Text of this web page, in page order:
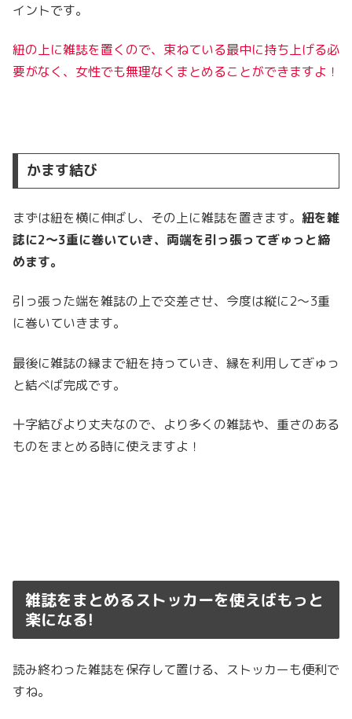
イントです。
紐の上に雑誌を置くので、束ねている最中に持ち上げる必
要がなく、女性でも無理なくまとめることができますよ！
かます結び
まずは紐を横に伸ばし、その上に雑誌を置きます。 紐を雑
誌に2～3重に巻いていき、両端を引っ張ってぎゅっと締
めます。
引っ張った端を雑誌の上で交差させ、今度は縦に2～3重
に巻いていきます。
最後に雑誌の縁まで紐を持っていき、縁を利用してぎゅっ
と結べば完成です。
十字結びより丈夫なので、より多くの雑誌や、重さのある
ものをまとめる時に使えますよ！
雑誌をまとめるストッカーを使えばもっと
楽になる!
読み終わった雑誌を保存して置ける、ストッカーも便利で
すね。